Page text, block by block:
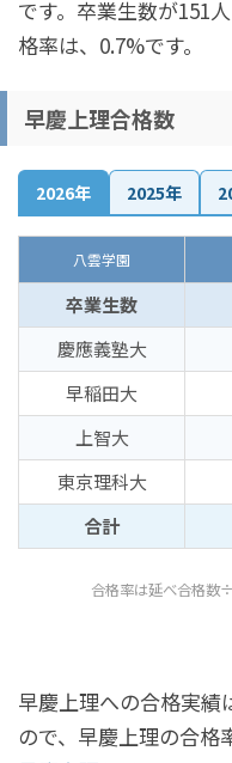
です。卒業生数が151
格率は、0.7%です。
早慶上理合格数
2026年 2025年
八雲学園
卒業生数
慶應義塾大
早稲田大
上智大
東京理科大
合計
合格率は延べ合格数
早慶上理への合格実績
ので、早慶上理の合格